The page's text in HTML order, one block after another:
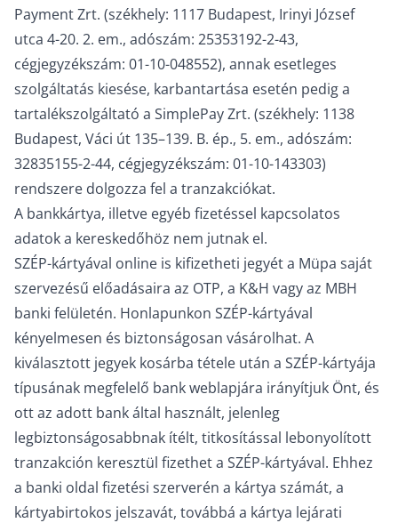
Payment Zrt. (székhely: 1117 Budapest, Irinyi József
utca 4-20. 2. em., adószám: 25353192-2-43,
cégjegyzékszám: 01-10-048552), annak esetleges
szolgáltatás kiesése, karbantartása esetén pedig a
tartalékszolgáltató a SimplePay Zrt. (székhely: 1138
Budapest, Váci út 135–139. B. ép., 5. em., adószám:
32835155-2-44, cégjegyzékszám: 01-10-143303)
rendszere dolgozza fel a tranzakciókat.
A bankkártya, illetve egyéb fizetéssel kapcsolatos
adatok a kereskedőhöz nem jutnak el.
SZÉP-kártyával online is kifizetheti jegyét a Müpa saját
szervezésű előadásaira az OTP, a K&H vagy az MBH
banki felületén. Honlapunkon SZÉP-kártyával
kényelmesen és biztonságosan vásárolhat. A
kiválasztott jegyek kosárba tétele után a SZÉP-kártyája
típusának megfelelő bank weblapjára irányítjuk Önt, és
ott az adott bank által használt, jelenleg
legbiztonságosabbnak ítélt, titkosítással lebonyolított
tranzakción keresztül fizethet a SZÉP-kártyával. Ehhez
a banki oldal fizetési szerverén a kártya számát, a
kártyabirtokos jelszavát, továbbá a kártya lejárati